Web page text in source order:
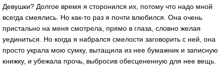
Девушки? Долгое время я сторонился их, потому что надо мной
всегда смеялись. Но как-то раз я почти влюбился. Она очень
пристально на меня смотрела, прямо в глаза, словно желая
уединиться. Но когда я набрался смелости заговорить с ней, она
просто украла мою сумку, вытащила из нее бумажник и записную
книжку, и убежала прочь, выбросив обесцененную для нее вещь.